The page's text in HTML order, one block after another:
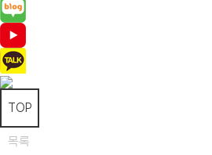
TOP
목록